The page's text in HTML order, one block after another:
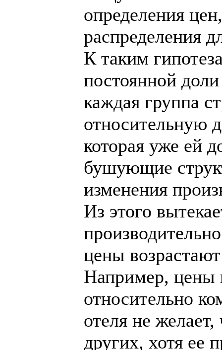
определения
распределения
К таким
постоянной
каждая группа
относительную
которая уже ей
бушующие
изменения
Из этого
цены
Например, цены
относительно
отеля не
других, хотя ее